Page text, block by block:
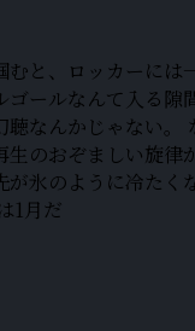
と、ロッカーに
ールなんて入る
なんかじゃない
のおぞましい旋
氷のように冷た
1月だ